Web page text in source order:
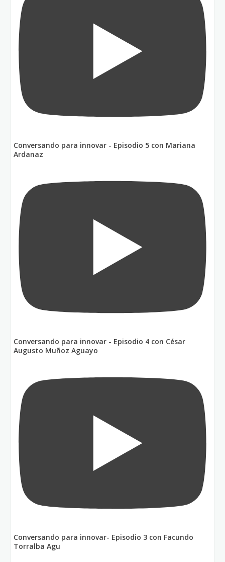
Conversando para innovar - Episodio 5 con Mariana
Ardanaz
Conversando para innovar - Episodio 4 con César
Augusto Muñoz Aguayo
Conversando para innovar- Episodio 3 con Facundo
Torralba Agu